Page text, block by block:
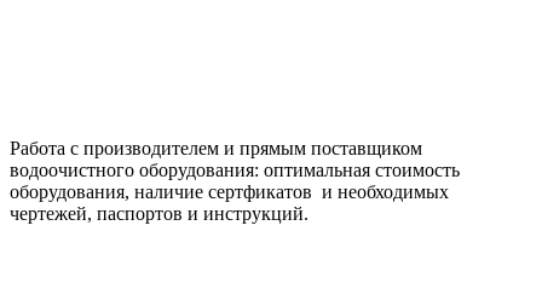
Работа с производителем и прямым поставщиком
водоочистного оборудования: оптимальная стоимость
оборудования, наличие сертфикатов и необходимых
чертежей, паспортов и инструкций.